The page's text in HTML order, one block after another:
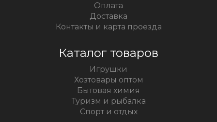
Оплата
Доставка
Контакты и карта проезда
Каталог товаров
Игрушки
Хозтовары оптом
Бытовая химия
Туризм и рыбалка
Спорт и отдых